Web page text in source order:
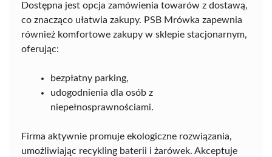
Dostępna jest opcja zamówienia towarów z dostawą,
co znacząco ułatwia zakupy. PSB Mrówka zapewnia
również komfortowe zakupy w sklepie stacjonarnym,
oferując:
bezpłatny parking,
udogodnienia dla osób z
niepełnosprawnościami.
Firma aktywnie promuje ekologiczne rozwiązania,
umożliwiając recykling baterii i żarówek. Akceptuje